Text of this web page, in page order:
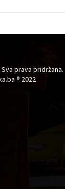
prava pridržana.
® 2022